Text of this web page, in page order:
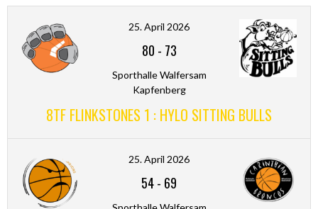
25. April 2026
80 - 73
Sporthalle Walfersam
Kapfenberg
8TF FLINKSTONES 1 : HYLO SITTING BULLS
25. April 2026
54- 69